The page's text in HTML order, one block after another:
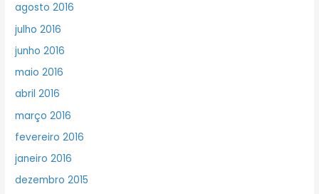
agosto 2016
julho 2016
junho 2016
maio 2016
abril 2016
março 2016
fevereiro 2016
janeiro 2016
dezembro 2015